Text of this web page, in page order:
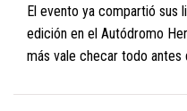
El evento ya compartió sus
edición en el Autódromo
más vale checar todo antes